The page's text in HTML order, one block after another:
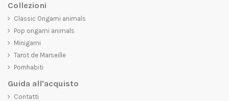
Collezioni
Classic Origami animals
Pop origami animals
Minigami
Tarot de Marseille
Pornhabiti
Guida all'acquisto
Contatti